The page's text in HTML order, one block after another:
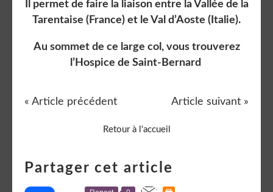
Il permet de faire la liaison entre la Vallée de la
Tarentaise (France) et le Val d’Aoste (Italie).
Au sommet de ce large col, vous trouverez
l’Hospice de Saint-Bernard
« Article précédent Article suivant »
Retour à l'accueil
Partager cet article